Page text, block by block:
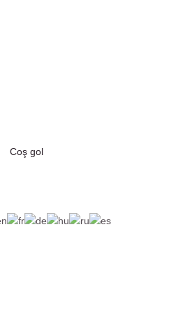
Coş gol